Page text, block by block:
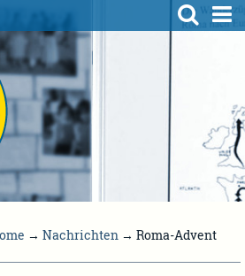
→ Nachrichten → Roma-Advent